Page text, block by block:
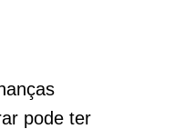
pode ter